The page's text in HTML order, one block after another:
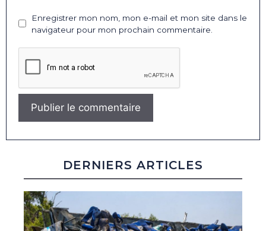
Enregistrer mon nom, mon e-mail et mon site dans le
navigateur pour mon prochain commentaire.
DERNIERS ARTICLES